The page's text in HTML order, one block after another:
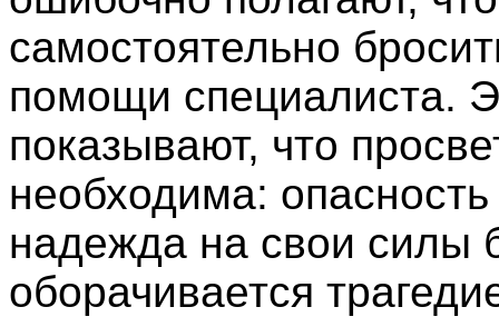
самостоятельно
помощи специалиста.
показывают, что
необходима:
надежда на свои силы
оборачивается